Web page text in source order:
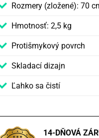
Rozmery (zložené): 70
Hmotnosť: 2,5 kg
Protišmykový povrch
Skladací dizajn
Ľahko sa čistí
14-DŇOVÁ